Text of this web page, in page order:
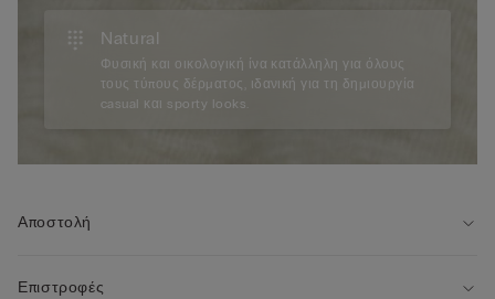
Natural
Φυσική και οικολογική ίνα κατάλληλη για όλους
τους τύπους δέρματος, ιδανική για τη δημιουργία
casual και sporty looks.
Αποστολή
Επιστροφές